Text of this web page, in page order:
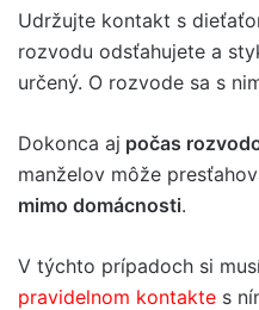
Udržujte kontakt s
rozvodu odsťahujete a
určený. O rozvode sa s
Dokonca aj počas
manželov môže
mimo domácnosti.
V týchto prípadoch si
pravidelnom kontakte s